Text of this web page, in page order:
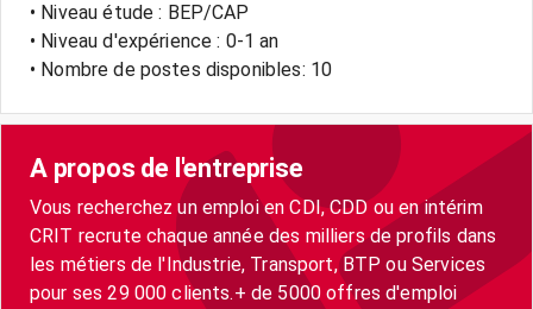
• Niveau étude : BEP/CAP
• Niveau d'expérience : 0-1 an
• Nombre de postes disponibles: 10
A propos de l'entreprise
Vous recherchez un emploi en CDI, CDD ou en intérim
CRIT recrute chaque année des milliers de profils dans
les métiers de l'Industrie, Transport, BTP ou Services
pour ses 29 000 clients.+ de 5000 offres d'emploi